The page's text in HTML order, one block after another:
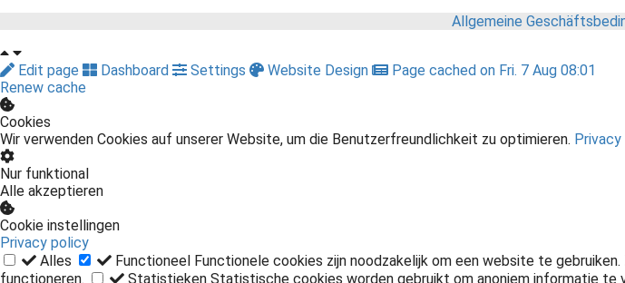
Allgemeine
Edit page Dashboard Settings Website Design
Page cached on Fri. 7 Aug 08:01
Renew cache
Cookies
Wir verwenden Cookies auf unserer Website, um die Benutzerfreundlichkeit zu optimieren.
Nur funktional
Alle akzeptieren
Cookie instellingen
Privacy policy
Alles
Functioneel Functionele cookies zijn noodzakelijk om een website te
functioneren.
Statistieken Statistische cookies worden gebruikt om anoniem informatie te